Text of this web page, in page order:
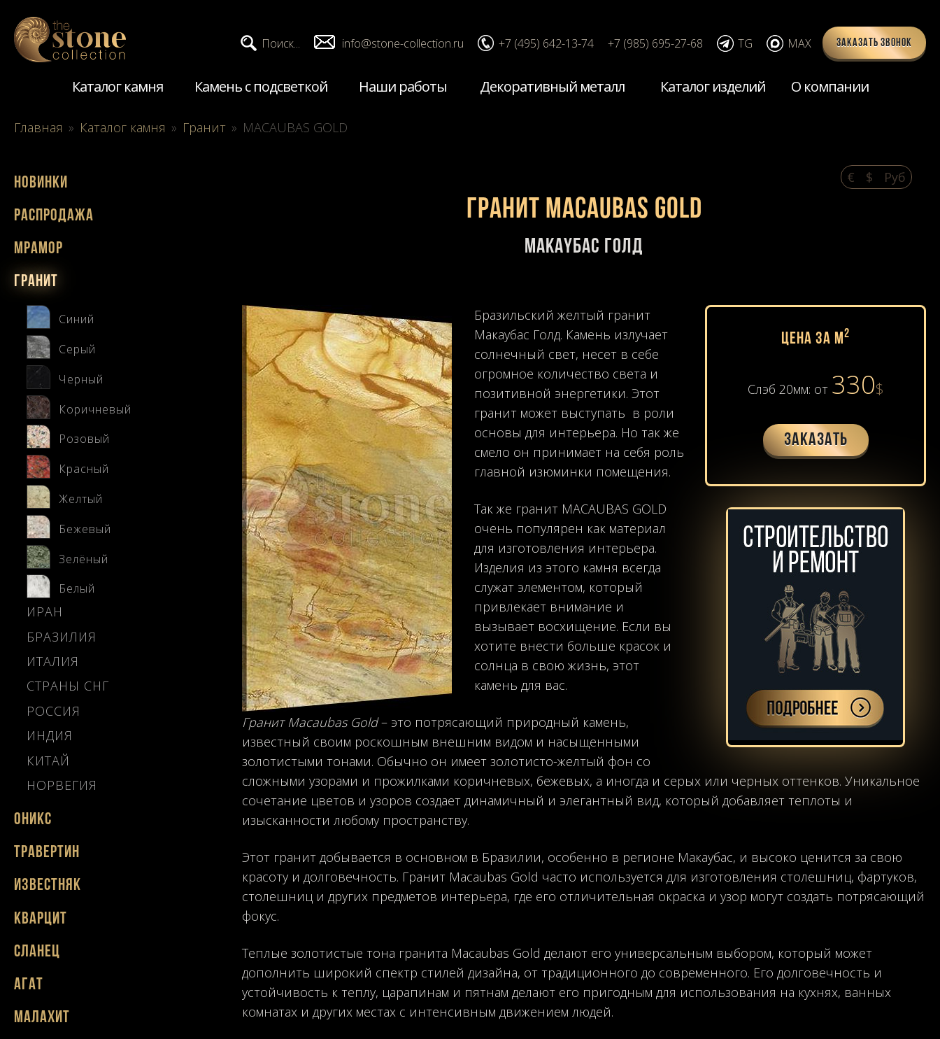
Заказать звонок
Поиск... info@stone-collection.ru +7 (495) 642-13-74 +7 (985) 695-27-68 TG MAX
Каталог камня Камень с подсветкой Наши работы Декоративный металл Каталог изделий О компании
Главная » Каталог камня » Гранит » MACAUBAS GOLD
Новинки
Распродажа
Мрамор
Гранит
Синий
Серый
Черный
Коричневый
Розовый
Красный
Желтый
Бежевый
Зелёный
Белый
ИРАН
БРАЗИЛИЯ
ИТАЛИЯ
СТРАНЫ СНГ
РОССИЯ
ИНДИЯ
КИТАЙ
НОРВЕГИЯ
Оникс
Травертин
Известняк
Кварцит
Сланец
Агат
Малахит
€ $ Pуб
Гранит MACAUBAS GOLD
Макаyбас Голд
Цена за м 2
Слэб 20мм: от 330$
Заказать
Бразильский желтый гранит
Макаyбас Голд. Камень излучает
солнечный свет, несет в себе
огромное количество света и
позитивной энергетики. Этот
гранит может выступать в роли
основы для интерьера. Но так же
смело он принимает на себя роль
главной изюминки помещения.
Так же гранит MACAUBAS GOLD
очень популярен как материал
для изготовления интерьера.
Изделия из этого камня всегда
служат элементом, который
привлекает внимание и
вызывает восхищение. Если вы
хотите внести больше красок и
солнца в свою жизнь, этот
камень для вас.
Гранит Macaubas Gold– это потрясающий природный камень,
известный своим роскошным внешним видом и насыщенными
золотистыми тонами. Обычно он имеет золотисто-желтый фон со
сложными узорами и прожилками коричневых, бежевых, а иногда и серых или черных оттенков. Уникальное
сочетание цветов и узоров создает динамичный и элегантный вид, который добавляет теплоты и
изысканности любому пространству.
Этот гранит добывается в основном в Бразилии, особенно в регионе Макаубас, и высоко ценится за свою
красоту и долговечность. Гранит Macaubas Gold часто используется для изготовления столешниц, фартуков,
столешниц и других предметов интерьера, где его отличительная окраска и узор могут создать потрясающий
фокус.
Теплые золотистые тона гранита Macaubas Gold делают его универсальным выбором, который может
дополнить широкий спектр стилей дизайна, от традиционного до современного. Его долговечность и
устойчивость к теплу, царапинам и пятнам делают его пригодным для использования на кухнях, ванных
комнатах и других местах с интенсивным движением людей.